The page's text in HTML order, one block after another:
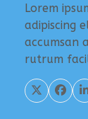
Lorem
adipiscing
accumsan
rutrum